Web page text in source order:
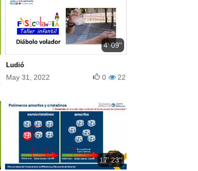
4' 09''
Ludió
May 31, 2022 22
0
17' 23''